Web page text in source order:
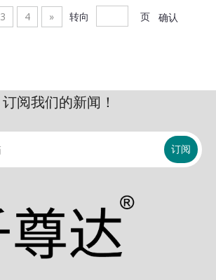
3 4 » 转向 页 确认
订阅我们的新闻！
订阅